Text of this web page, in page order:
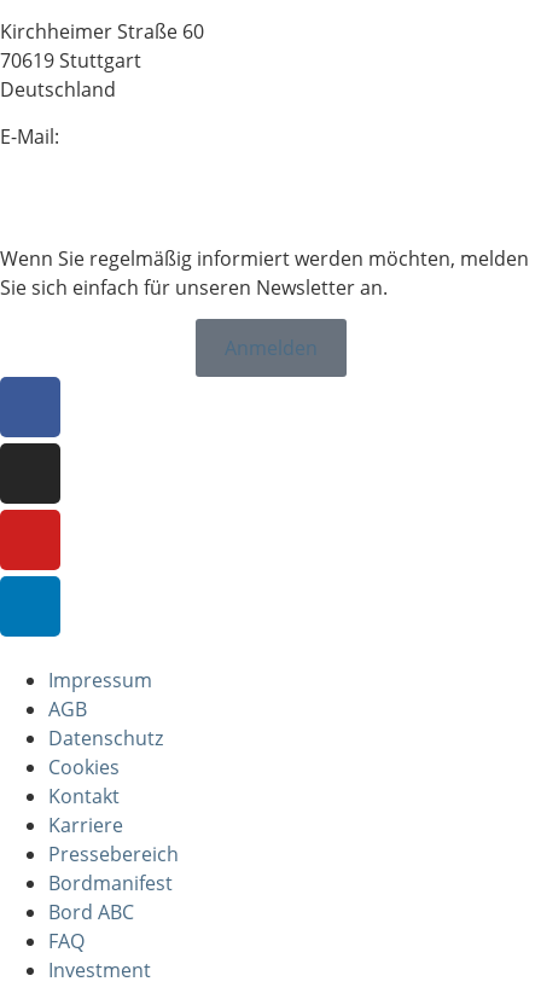
Kirchheimer Straße 60
70619 Stuttgart
Deutschland
E-Mail:
Wenn Sie regelmäßig informiert werden möchten, melden
Sie sich einfach für unseren Newsletter an.
Anmelden
Impressum
AGB
Datenschutz
Cookies
Kontakt
Karriere
Pressebereich
Bordmanifest
Bord ABC
FAQ
Investment